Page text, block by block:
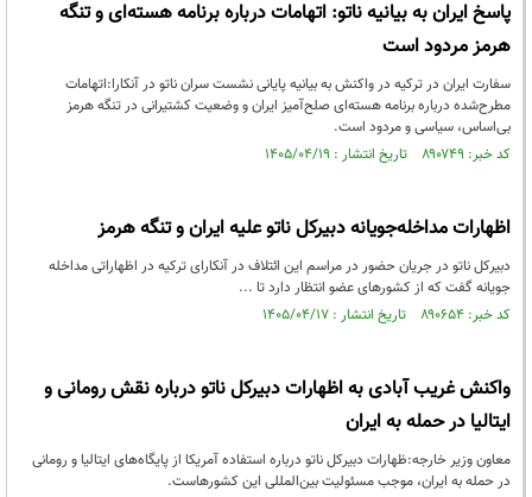
پاسخ ایران به بیانیه ناتو: اتهامات درباره برنامه هسته‌ای و تنگه
هرمز مردود است
سفارت ایران در ترکیه در واکنش به بیانیه پایانی نشست سران ناتو در آنکارا:اتهامات
مطرح‌شده درباره برنامه هسته‌ای صلح‌آمیز ایران و وضعیت کشتیرانی در تنگه هرمز
بی‌اساس، سیاسی و مردود است.
کد خبر: ۸۹۰۷۴۹ تاریخ انتشار : ۱۴۰۵/۰۴/۱۹
اظهارات مداخله‌جویانه دبیرکل ناتو علیه ایران و تنگه هرمز
دبیرکل ناتو در جریان حضور در مراسم این ائتلاف در آنکارای ترکیه در اظهاراتی مداخله
جویانه گفت که از کشورهای عضو انتظار دارد تا ...
کد خبر: ۸۹۰۶۵۴ تاریخ انتشار : ۱۴۰۵/۰۴/۱۷
واکنش غریب آبادی به اظهارات دبیرکل ناتو درباره نقش رومانی و
ایتالیا در حمله به ایران
معاون وزیر خارجه:ظهارات دبیرکل ناتو درباره استفاده آمریکا از پایگاه‌های ایتالیا و رومانی
در حمله به ایران، موجب مسئولیت بین‌المللی این کشورهاست.